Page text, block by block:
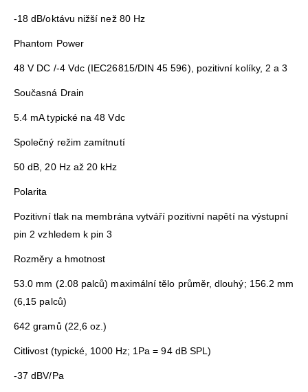
-18 dB/oktávu nižší než 80 Hz
Phantom Power
48 V DC /-4 Vdc (IEC­268­15/DIN 45 596), pozitivní kolíky, 2 a 3
Současná Drain
5.4 mA typické na 48 Vdc
Společný režim zamítnutí
50 dB, 20 Hz až 20 kHz
Polarita
Pozitivní tlak na membrána vytváří pozitivní napětí na výstupní
pin 2 vzhledem k pin 3
Rozměry a hmotnost
53.0 mm (2.08 palců) maximální tělo průměr, dlouhý; 156.2 mm
(6,15 palců)
642 gramů (22,6 oz.)
Citlivost (typické, 1000 Hz; 1Pa = 94 dB SPL)
-37 dBV/Pa